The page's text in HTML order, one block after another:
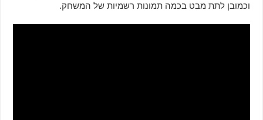
וכמובן לתת מבט בכמה תמונות רשמיות של המשחק.